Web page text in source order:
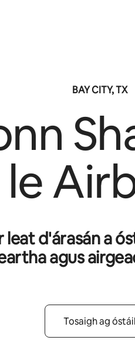
BAY CITY, TX
le
leat d'árasán a
agus
Tosaigh ag óstáil